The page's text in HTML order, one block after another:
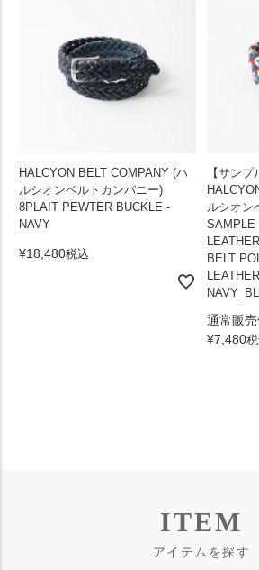
HALCYON BELT COMPANY (ハ
ルシオンベルトカンパニー)
8PLAIT PEWTER BUCKLE -
NAVY
¥18,480税込
【サンプ
ルシオン
SAMPLE
BELT
通常販
¥7,480
ITEM
アイテムを探す